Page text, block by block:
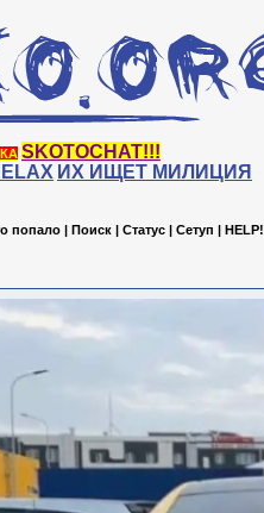
SKOTOCHAT!!!
ИХ ИЩЕТ МИЛИЦИЯ
попало | Поиск | Статус | Сетуп | HELP!